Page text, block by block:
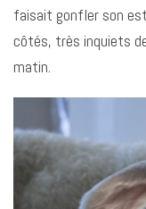
faisait gonfler son
côtés, très inquiets
matin.